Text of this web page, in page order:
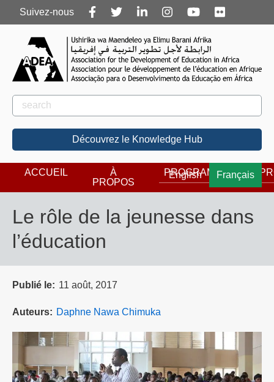
Follow
us
Suivez-nous
Rechercher
Rechercher
Découvrez le Knowledge Hub
English Français
ACCUEIL
À
PROPOS
PROGRAMMES
Le rôle de la jeunesse dans
l’éducation
Publié le 11 août, 2017
Auteurs Daphne Nawa Chimuka